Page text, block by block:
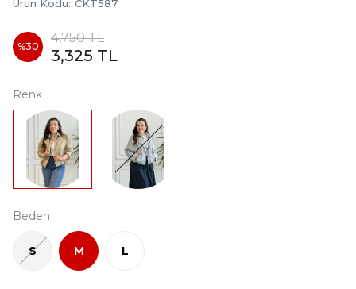
Ürün Kodu: CKT587
%30
4,750 TL
3,325 TL
Renk
Beden
S M L